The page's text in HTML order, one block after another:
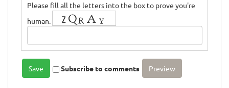
Please fill all the letters into the box to prove you're
human.
Subscribe to comments